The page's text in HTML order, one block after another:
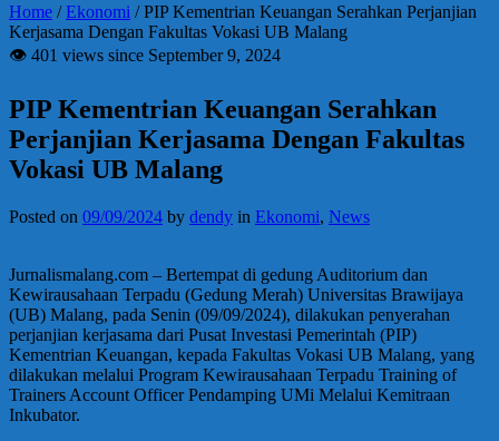
Home /Ekonomi /PIP Kementrian Keuangan Serahkan Perjanjian
Kerjasama Dengan Fakultas Vokasi UB Malang
👁 401 views since September 9, 2024
PIP Kementrian Keuangan Serahkan
Perjanjian Kerjasama Dengan Fakultas
Vokasi UB Malang
Posted on 09/09/2024 by dendy in Ekonomi, News
Jurnalismalang.com – Bertempat di gedung Auditorium dan
Kewirausahaan Terpadu (Gedung Merah) Universitas Brawijaya
(UB) Malang, pada Senin (09/09/2024), dilakukan penyerahan
perjanjian kerjasama dari Pusat Investasi Pemerintah (PIP)
Kementrian Keuangan, kepada Fakultas Vokasi UB Malang, yang
dilakukan melalui Program Kewirausahaan Terpadu Training of
Trainers Account Officer Pendamping UMi Melalui Kemitraan
Inkubator.